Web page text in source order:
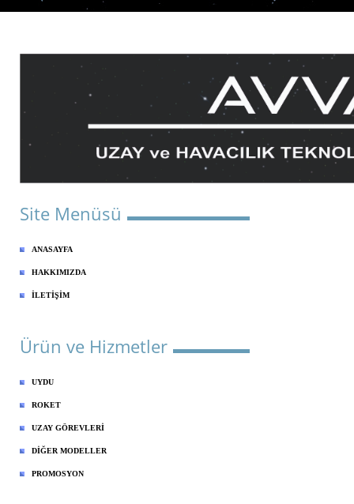
Site Menüsü
ANASAYFA
HAKKIMIZDA
İLETİŞİM
Ürün ve Hizmetler
UYDU
ROKET
UZAY GÖREVLERİ
DİĞER MODELLER
PROMOSYON